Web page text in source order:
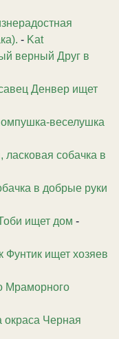
- Kat
верный Друг в
Денвер ищет
веселушка
ласковая собачка в
в добрые руки
ищет дом -
Фунтик ищет хозяев
Мраморного
окраса Черная